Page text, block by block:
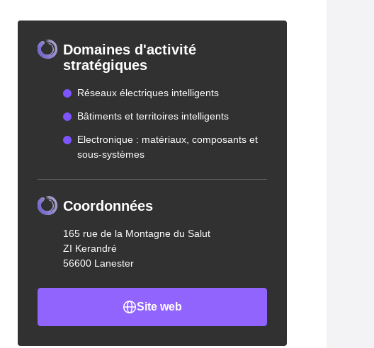
Domaines d'activité
stratégiques
Réseaux électriques intelligents
Bâtiments et territoires intelligents
Electronique : matériaux, composants et
sous-systèmes
Coordonnées
165 rue de la Montagne du Salut
ZI Kerandré
56600 Lanester
Site web